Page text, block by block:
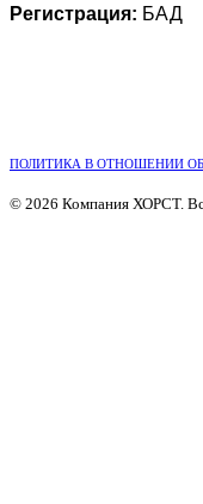
Регистрация:
ПОЛИТИКА В ОТНОШЕНИИ
© 2026 Компания ХОРСТ.